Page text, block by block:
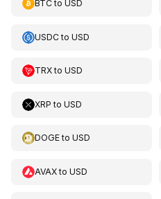
BTCto USD
USDCto USD
TRXto USD
XRP to USD
DOGEto USD
AVAXto USD